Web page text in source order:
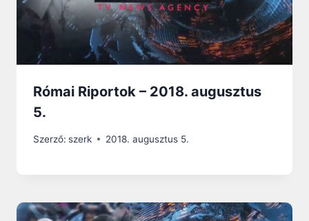
Római Riportok – 2018. augusztus
5.
Szerző: szerk 2018. augusztus 5.